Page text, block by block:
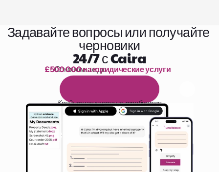
Задавайте вопросы или получайте
черновики
24/7 с Caira
1 000 часов чтения
Сэкономьте до
£500 000 на юридические услуги
ы е
Кредитная карта не требуется